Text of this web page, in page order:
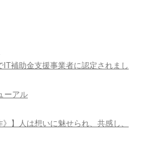
IT補助金支援事業者に認定されまし
ーアル
】人は想いに魅せられ、共感し、